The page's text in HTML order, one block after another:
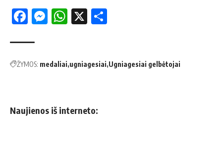
Facebook
Messenger
WhatsApp
X
ŽYMOS: medaliai ug­nia­ge­siai Ugniagesiai gelbėtojai
Naujienos iš interneto: